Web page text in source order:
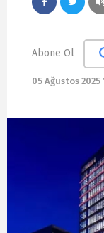
Abone Ol
05 Ağustos 2025